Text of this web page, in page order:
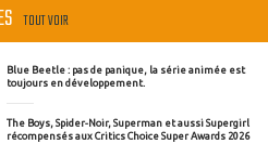
TOUT VOIR
Blue Beetle : pas de panique, la série animée est
toujours en développement.
The Boys, Spider-Noir, Superman et aussi Supergirl
récompensés aux Critics Choice Super Awards 2026